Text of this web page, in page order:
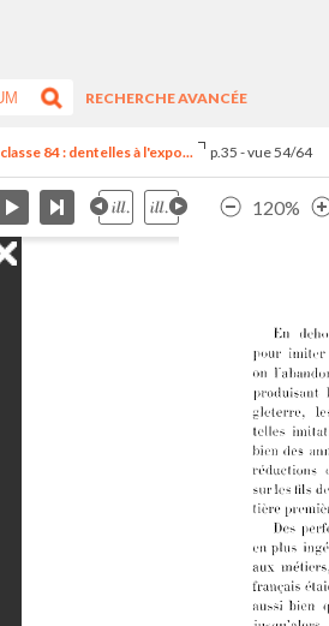
RECHERCHE AVANCÉE
84 : dentelles à l'expo... p.35 - vue 54/64
120%